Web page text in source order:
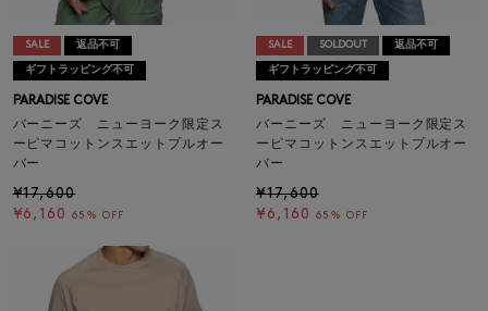
SALE 返品不可
ギフトラッピング不可
PARADISE COVE
バーニーズ ニューヨーク限定ス
ーピマコットンスエットプルオー
バー
¥17,600
¥6,160
65% OFF
SALE SOLDOUT 返品不可
ギフトラッピング不可
PARADISE COVE
バーニーズ ニューヨーク限定ス
ーピマコットンスエットプルオー
バー
¥17,600
¥6,160
65% OFF